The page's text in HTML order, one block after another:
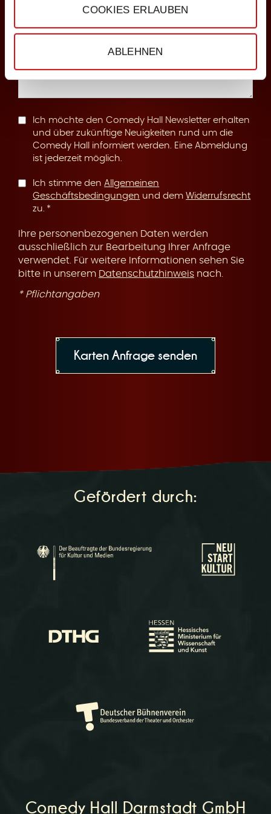
COOKIES ERLAUBEN
ABLEHNEN
n
gIch möchte den Comedy Hall Newsletter erhalten
und über zukünftige Neuigkeiten rund um die
Comedy Hall informiert werden. Eine Abmeldung
ist jederzeit möglich.
Ich stimme denAllgemeinen
Geschäftsbedingungen und demWiderrufsrecht
zu.
Ihre personenbezogenen Daten werden
ausschließlich zur Bearbeitung Ihrer Anfrage
verwendet. Für weitere Informationen sehen Sie
bitte in unserem Datenschutzhinweis nach.
* Pflichtangaben
Gefördert durch:
Comedy Hall Darmstadt GmbH